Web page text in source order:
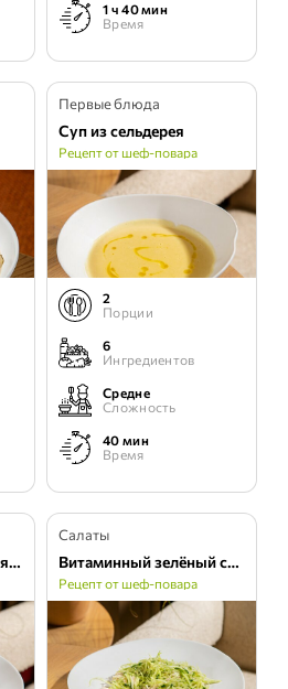
1 ч 40 мин
Время
Первые блюда
Суп из сельдерея
Рецепт от шеф-повара
2
Порции
6
Ингредиентов
Средне
Сложность
40 мин
Время
Котлета из индейки для детей с пастой птитим
Салаты
Витаминный зелёный салат
Рецепт от шеф-повара